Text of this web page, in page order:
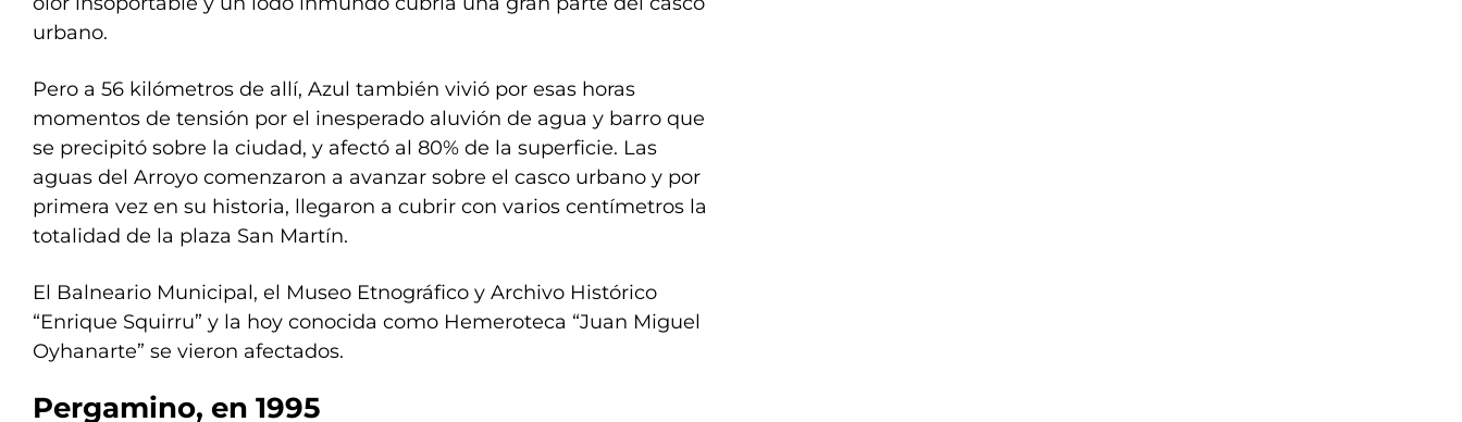
urbano.
Pero a 56 kilómetros de allí, Azul también vivió por esas horas
momentos de tensión por el inesperado aluvión de agua y barro que
se precipitó sobre la ciudad, y afectó al 80% de la superficie. Las
aguas del Arroyo comenzaron a avanzar sobre el casco urbano y por
primera vez en su historia, llegaron a cubrir con varios centímetros la
totalidad de la plaza San Martín.
El Balneario Municipal, el Museo Etnográfico y Archivo Histórico
“Enrique Squirru” y la hoy conocida como Hemeroteca “Juan Miguel
Oyhanarte” se vieron afectados.
Pergamino, en 1995